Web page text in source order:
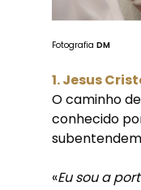
Fotografia DM
1. Jesus
O caminho
conhecido
«Eu sou a